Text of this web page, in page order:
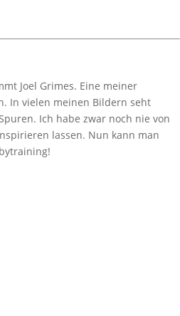
Joel Grimes. Eine meiner
In vielen meinen Bildern seht
Ich habe zwar noch nie von
lassen. Nun kann man